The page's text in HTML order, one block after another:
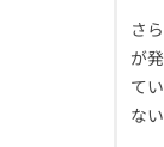
さ
が
て
な